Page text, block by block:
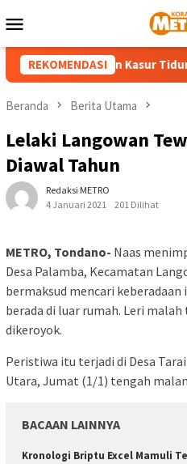
ke
Mobile
REKOMENDASI
Hadirkan Pilihan Kasur Tidur
Beranda Berita Utama
Lelaki Langowan
Diawal Tahun
Redaksi METRO
4 Januari 2021
201 Dilihat
METRO, Tondano- Naas
Desa Palamba, Kecamatan
bermaksud mencari keberadaan
berada di luar rumah. Leri malah
dikeroyok.
Peristiwa itu terjadi di Desa
Utara, Jumat (1/1) tengah
BACAAN LAINNYA
Kronologi Briptu Excel Mamuli